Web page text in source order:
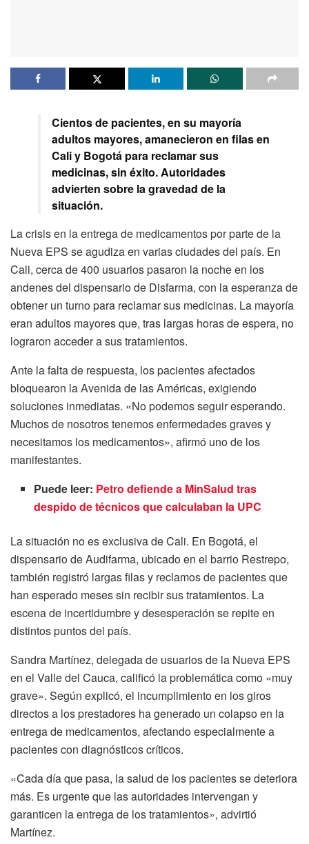
Cientos de pacientes, en su mayoría
adultos mayores, amanecieron en filas en
Cali y Bogotá para reclamar sus
medicinas, sin éxito. Autoridades
advierten sobre la gravedad de la
situación.
La crisis en la entrega de medicamentos por parte de la
Nueva EPS se agudiza en varias ciudades del país. En
Cali, cerca de 400 usuarios pasaron la noche en los
andenes del dispensario de Disfarma, con la esperanza de
obtener un turno para reclamar sus medicinas. La mayoría
eran adultos mayores que, tras largas horas de espera, no
lograron acceder a sus tratamientos.
Ante la falta de respuesta, los pacientes afectados
bloquearon la Avenida de las Américas, exigiendo
soluciones inmediatas. «No podemos seguir esperando.
Muchos de nosotros tenemos enfermedades graves y
necesitamos los medicamentos», afirmó uno de los
manifestantes.
Puede leer: Petro defiende a MinSalud tras
despido de técnicos que calculaban la UPC
La situación no es exclusiva de Cali. En Bogotá, el
dispensario de Audifarma, ubicado en el barrio Restrepo,
también registró largas filas y reclamos de pacientes que
han esperado meses sin recibir sus tratamientos. La
escena de incertidumbre y desesperación se repite en
distintos puntos del país.
Sandra Martínez, delegada de usuarios de la Nueva EPS
en el Valle del Cauca, calificó la problemática como «muy
grave». Según explicó, el incumplimiento en los giros
directos a los prestadores ha generado un colapso en la
entrega de medicamentos, afectando especialmente a
pacientes con diagnósticos críticos.
«Cada día que pasa, la salud de los pacientes se deteriora
más. Es urgente que las autoridades intervengan y
garanticen la entrega de los tratamientos», advirtió
Martínez.